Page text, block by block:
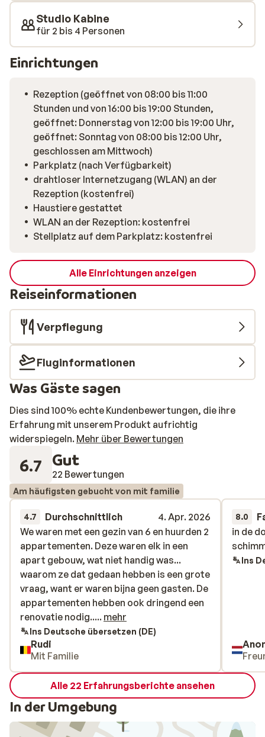
Studio Kabine
für 2 bis 4 Personen
Einrichtungen
Rezeption (geöffnet von 08:00 bis 11:00
Stunden und von 16:00 bis 19:00 Stunden,
geöffnet: Donnerstag von 12:00 bis 19:00 Uhr,
geöffnet: Sonntag von 08:00 bis 12:00 Uhr,
geschlossen am Mittwoch)
Parkplatz (nach Verfügbarkeit)
drahtloser Internetzugang (WLAN) an der
Rezeption (kostenfrei)
Haustiere gestattet
WLAN an der Rezeption: kostenfrei
Stellplatz auf dem Parkplatz: kostenfrei
Alle Einrichtungen anzeigen
Reiseinformationen
Verpflegung
Fluginformationen
Was Gäste sagen
Dies sind 100% echte Kundenbewertungen, die ihre
Erfahrung mit unserem Produkt aufrichtig
widerspiegeln. Mehr über Bewertungen
6.7 Gut
22 Bewertungen
Am häufigsten gebucht von mit familie
4.7 Durchschnittlich
4. Apr. 2026
We waren met een gezin van 6 en huurden 2
appartementen. Deze waren elk in een
apart gebouw, wat niet handig was...
waarom ze dat gedaan hebben is een grote
vraag, want er waren bijna geen gasten. De
appartementen hebben ook dringend een
renovatie nodig... het is allemaal wat
oudbollig. Maar we hebben toch een leuke
vakantie gehad, want het was prachtig
weer. ????
We waren met een gezin van 6 en huurden 2
appartementen. Deze waren elk in een
apart gebouw, wat niet handig was...
waarom ze dat gedaan hebben is een grote
vraag, want er waren bijna geen gasten. De
appartementen hebben ook dringend een
renovatie nodig..... mehr
Ins Deutsche übersetzen (DE)
Rudi
Mit Familie
8.0
in de
in de
Ins
Alle 22 Erfahrungsberichte ansehen
In der Umgebung